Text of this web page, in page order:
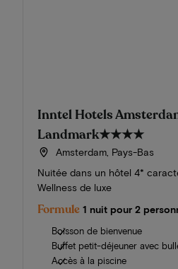
Inntel Hotels
Landmark★★★★
Amsterdam, Pays-Bas
Nuitée dans un hôtel 4*
Wellness de luxe
Formule 1 nuit pour 2
Boisson de bienvenue
Buffet petit-déjeuner avec
Accès à la piscine